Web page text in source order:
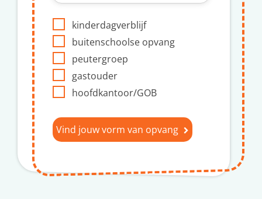
kinderdagverblijf
buitenschoolse opvang
peutergroep
gastouder
hoofdkantoor/GOB
Vind jouw vorm van opvang